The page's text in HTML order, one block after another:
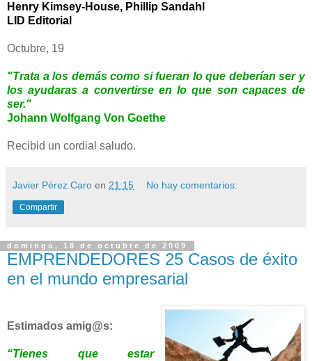
Henry Kimsey-House, Phillip Sandahl
LID Editorial
Octubre, 19
"Trata a los demás como si fueran lo que deberían ser y
los ayudaras a convertirse en lo que son capaces de
ser."
Johann Wolfgang Von Goethe
Recibid un cordial saludo.
Javier Pérez Caro en 21:15 No hay comentarios:
Compartir
domingo, 18 de octubre de 2009
EMPRENDEDORES 25 Casos de éxito
en el mundo empresarial
Estimados amig@s:
“Tienes que estar